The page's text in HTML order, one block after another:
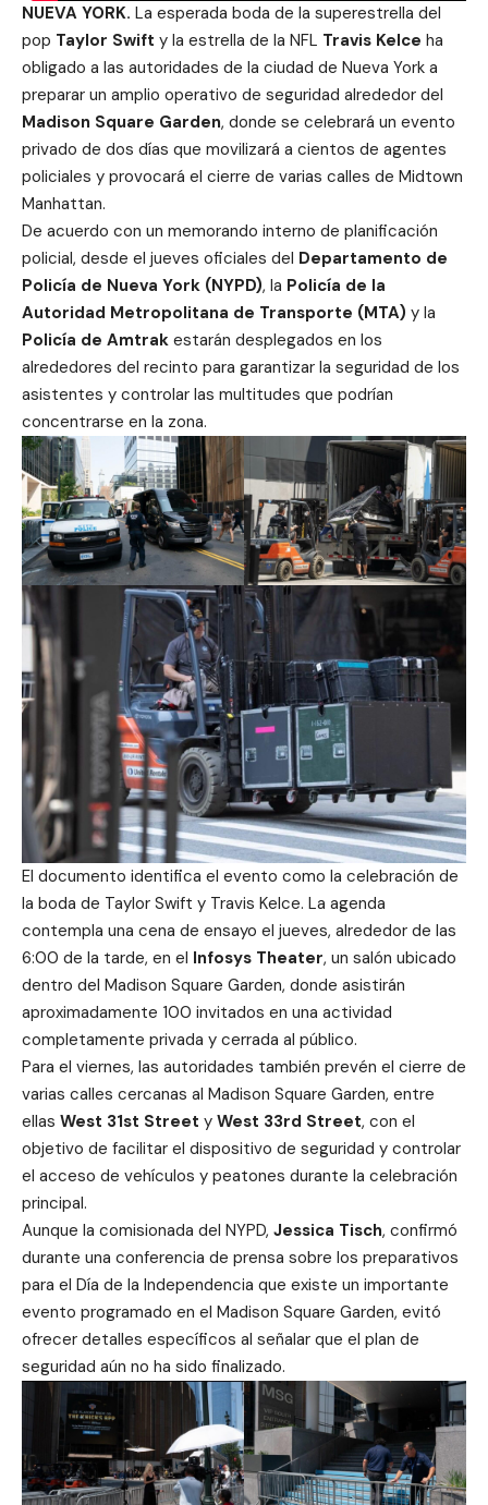
NUEVA YORK. La esperada boda de la superestrella del
pop Taylor Swift y la estrella de la NFL Travis Kelce ha
obligado a las autoridades de la ciudad de Nueva York a
preparar un amplio operativo de seguridad alrededor del
Madison Square Garden, donde se celebrará un evento
privado de dos días que movilizará a cientos de agentes
policiales y provocará el cierre de varias calles de Midtown
Manhattan.
De acuerdo con un memorando interno de planificación
policial, desde el jueves oficiales del Departamento de
Policía de Nueva York (NYPD), la Policía de la
Autoridad Metropolitana de Transporte (MTA) y la
Policía de Amtrak estarán desplegados en los
alrededores del recinto para garantizar la seguridad de los
asistentes y controlar las multitudes que podrían
concentrarse en la zona.
El documento identifica el evento como la celebración de
la boda de Taylor Swift y Travis Kelce. La agenda
contempla una cena de ensayo el jueves, alrededor de las
6:00 de la tarde, en el Infosys Theater, un salón ubicado
dentro del Madison Square Garden, donde asistirán
aproximadamente 100 invitados en una actividad
completamente privada y cerrada al público.
Para el viernes, las autoridades también prevén el cierre de
varias calles cercanas al Madison Square Garden, entre
ellas West 31st Street y West 33rd Street, con el
objetivo de facilitar el dispositivo de seguridad y controlar
el acceso de vehículos y peatones durante la celebración
principal.
Aunque la comisionada del NYPD, Jessica Tisch, confirmó
durante una conferencia de prensa sobre los preparativos
para el Día de la Independencia que existe un importante
evento programado en el Madison Square Garden, evitó
ofrecer detalles específicos al señalar que el plan de
seguridad aún no ha sido finalizado.